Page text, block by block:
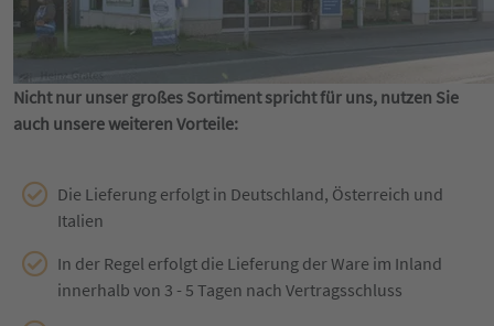
Nicht nur unser großes Sortiment spricht für uns, nutzen Sie
auch unsere weiteren Vorteile:
Die Lieferung erfolgt in Deutschland, Österreich und
Italien
In der Regel erfolgt die Lieferung der Ware im Inland
innerhalb von 3 - 5 Tagen nach Vertragsschluss